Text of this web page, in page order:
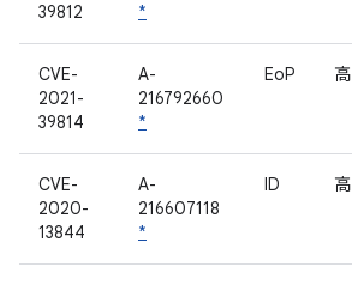
39812
*
CVE-
2021-
39814
A-
216792660
*
EoP 高
CVE-
2020-
13844
A-
216607118
*
ID 高